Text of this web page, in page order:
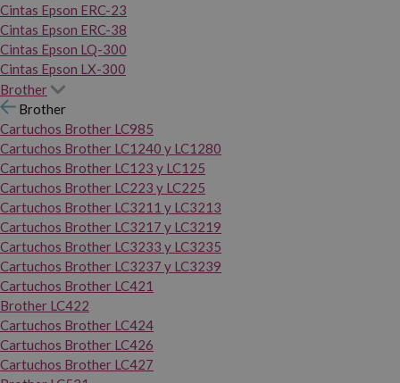
Cintas Epson ERC-23
Cintas Epson ERC-38
Cintas Epson LQ-300
Cintas Epson LX-300
Brother
Brother
Cartuchos Brother LC985
Cartuchos Brother LC1240 y LC1280
Cartuchos Brother LC123 y LC125
Cartuchos Brother LC223 y LC225
Cartuchos Brother LC3211 y LC3213
Cartuchos Brother LC3217 y LC3219
Cartuchos Brother LC3233 y LC3235
Cartuchos Brother LC3237 y LC3239
Cartuchos Brother LC421
Brother LC422
Cartuchos Brother LC424
Cartuchos Brother LC426
Cartuchos Brother LC427